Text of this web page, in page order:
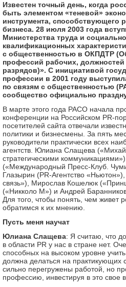
Известен точный день, когда
быть элементом «теневой»
инструмента, способствующего
бизнеса. 28 июля 2003 года
Министерства труда и
квалификационных
с общественностью в ОКПДТР
профессий рабочих,
разрядов)». С инициативой
профессии в 2001 году
по связям с общественностью
сообщество официально
В марте этого года РАСО начала
конференции на Российском PR-
посетителей сайта отвечали
политики и бизнесмены. За пять
руководители практически всех
агентств. Юлиана Слащева
стратегическими
(«Международный Пресс-Клуб.
Глазырин (PR-Агентство
связь»), Мирослав Кошелюк
(«Никколо М») и Андрей
Для того, чтобы понять, чем живет
обратимся к их мнению.
Пусть меня научат
Юлиана Слащева: Я считаю, что
в области PR у нас в стране нет.
способных на высоком уровне
должна делаться на практикующих
сильно перегружены работой, но
профессию, инвестируя в это свое